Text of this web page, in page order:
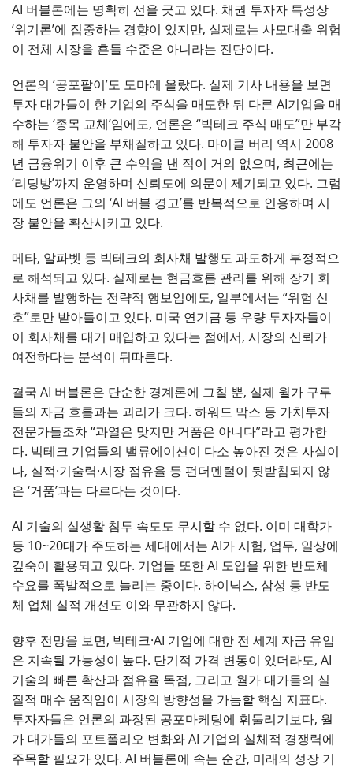
AI 버블론에는 명확히 선을 긋고 있다. 채권 투자자 특성상
‘위기론’에 집중하는 경향이 있지만, 실제로는 사모대출 위험
이 전체 시장을 흔들 수준은 아니라는 진단이다.
언론의 ‘공포팔이’도 도마에 올랐다. 실제 기사 내용을 보면
투자 대가들이 한 기업의 주식을 매도한 뒤 다른 AI기업을 매
수하는 ‘종목 교체’임에도, 언론은 “빅테크 주식 매도”만 부각
해 투자자 불안을 부채질하고 있다. 마이클 버리 역시 2008
년 금융위기 이후 큰 수익을 낸 적이 거의 없으며, 최근에는
‘리딩방’까지 운영하며 신뢰도에 의문이 제기되고 있다. 그럼
에도 언론은 그의 ‘AI 버블 경고’를 반복적으로 인용하며 시
장 불안을 확산시키고 있다.
메타, 알파벳 등 빅테크의 회사채 발행도 과도하게 부정적으
로 해석되고 있다. 실제로는 현금흐름 관리를 위해 장기 회
사채를 발행하는 전략적 행보임에도, 일부에서는 “위험 신
호”로만 받아들이고 있다. 미국 연기금 등 우량 투자자들이
이 회사채를 대거 매입하고 있다는 점에서, 시장의 신뢰가
여전하다는 분석이 뒤따른다.
결국 AI 버블론은 단순한 경계론에 그칠 뿐, 실제 월가 구루
들의 자금 흐름과는 괴리가 크다. 하워드 막스 등 가치투자
전문가들조차 “과열은 맞지만 거품은 아니다”라고 평가한
다. 빅테크 기업들의 밸류에이션이 다소 높아진 것은 사실이
나, 실적·기술력·시장 점유율 등 펀더멘털이 뒷받침되지 않
은 ‘거품’과는 다르다는 것이다.
AI 기술의 실생활 침투 속도도 무시할 수 없다. 이미 대학가
등 10~20대가 주도하는 세대에서는 AI가 시험, 업무, 일상에
깊숙이 활용되고 있다. 기업들 또한 AI 도입을 위한 반도체
수요를 폭발적으로 늘리는 중이다. 하이닉스, 삼성 등 반도
체 업체 실적 개선도 이와 무관하지 않다.
향후 전망을 보면, 빅테크·AI 기업에 대한 전 세계 자금 유입
은 지속될 가능성이 높다. 단기적 가격 변동이 있더라도, AI
기술의 빠른 확산과 점유율 독점, 그리고 월가 대가들의 실
질적 매수 움직임이 시장의 방향성을 가늠할 핵심 지표다.
투자자들은 언론의 과장된 공포마케팅에 휘둘리기보다, 월
가 대가들의 포트폴리오 변화와 AI 기업의 실체적 경쟁력에
주목할 필요가 있다. AI 버블론에 속는 순간, 미래의 성장 기